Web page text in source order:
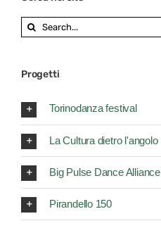
Search
for:
Progetti
Torinodanza festival
La Cultura dietro l'angolo
Big Pulse Dance Alliance
Pirandello 150